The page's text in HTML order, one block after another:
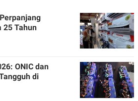
25 Tahun
ONIC dan
di